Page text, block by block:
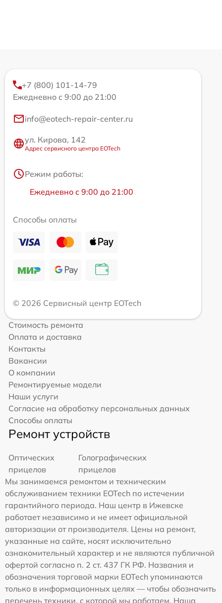
+7 (800) 101-14-79
Ежедневно с 9:00 до 21:00
info@eotech-repair-center.ru
ул. Кирова, 142
Адрес сервисного центра EOTech
Режим работы:
Ежедневно с 9:00 до 21:00
Способы оплаты
© 2026 Сервисный центр EOTech
Стоимость ремонта
Оплата и доставка
Контакты
Вакансии
О компании
Ремонтируемые модели
Наши услуги
Согласие на обработку персональных данных
Способы оплаты
Ремонт устройств
Оптических
прицелов
Голографических
прицелов
Мы занимаемся ремонтом и техническим
обслуживанием техники EOTech по истечении
гарантийного периода. Наш центр в Ижевске
работает независимо и не имеет официальной
авторизации от производителя. Цены на ремонт,
указанные на сайте, носят исключительно
ознакомительный характер и не являются публичной
офертой согласно п. 2 ст. 437 ГК РФ. Названия и
обозначения торговой марки EOTech упоминаются
только в информационных целях — чтобы обозначить
перечень техники, с которой мы работаем. Наша